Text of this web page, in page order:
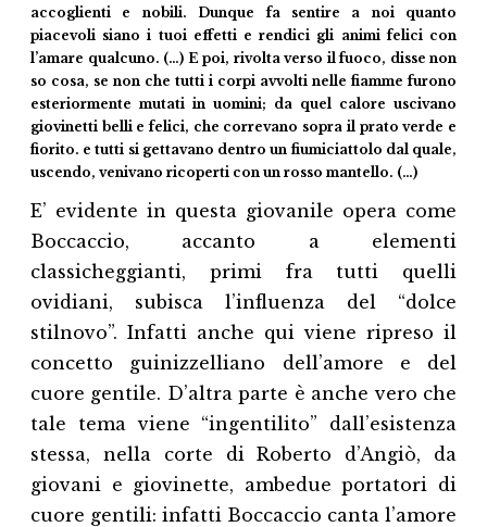
accoglienti e nobili. Dunque fa sentire a noi quanto
piacevoli siano i tuoi effetti e rendici gli animi felici con
l’amare qualcuno. (…) E poi, rivolta verso il fuoco, disse non
so cosa, se non che tutti i corpi avvolti nelle fiamme furono
esteriormente mutati in uomini; da quel calore uscivano
giovinetti belli e felici, che correvano sopra il prato verde e
fiorito. e tutti si gettavano dentro un fiumiciattolo dal quale,
uscendo, venivano ricoperti con un rosso mantello. (…)
E’ evidente in questa giovanile opera come
Boccaccio, accanto a elementi
classicheggianti, primi fra tutti quelli
ovidiani, subisca l’influenza del “dolce
stilnovo”. Infatti anche qui viene ripreso il
concetto guinizzelliano dell’amore e del
cuore gentile. D’altra parte è anche vero che
tale tema viene “ingentilito” dall’esistenza
stessa, nella corte di Roberto d’Angiò, da
giovani e giovinette, ambedue portatori di
cuore gentili: infatti Boccaccio canta l’amore